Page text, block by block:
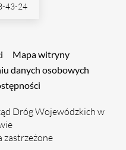
43-24
Mapa witryny
danych osobowych
Dróg Wojewódzkich w
zastrzeżone